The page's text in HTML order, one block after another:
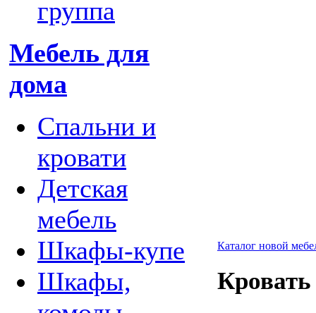
группа
Мебель для
дома
Спальни и
кровати
Детская
мебель
Шкафы-купе
Шкафы,
Каталог новой